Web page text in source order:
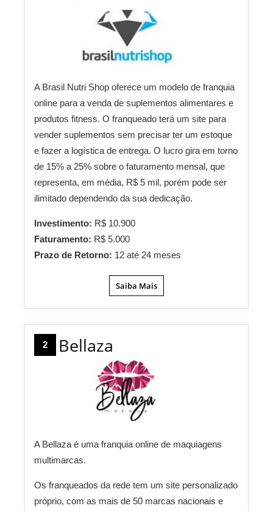
A Brasil Nutri Shop oferece um modelo de franquia
online para a venda de suplementos alimentares e
produtos fitness. O franqueado terá um site para
vender suplementos sem precisar ter um estoque
e fazer a logística de entrega. O lucro gira em torno
de 15% a 25% sobre o faturamento mensal, que
representa, em média, R$ 5 mil, porém pode ser
ilimitado dependendo da sua dedicação.
Investimento: R$ 10.900
Faturamento: R$ 5.000
Prazo de Retorno: 12 até 24 meses
Saiba Mais
2 Bellaza
A Bellaza é uma franquia online de maquiagens
multimarcas.
Os franqueados da rede tem um site personalizado
próprio, com as mais de 50 marcas nacionais e